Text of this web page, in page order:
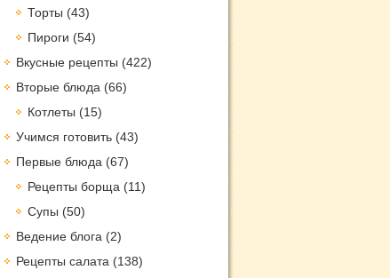
Торты (43)
Пироги (54)
Вкусные рецепты (422)
Вторые блюда (66)
Котлеты (15)
Учимся готовить (43)
Первые блюда (67)
Рецепты борща (11)
Супы (50)
Ведение блога (2)
Рецепты салата (138)